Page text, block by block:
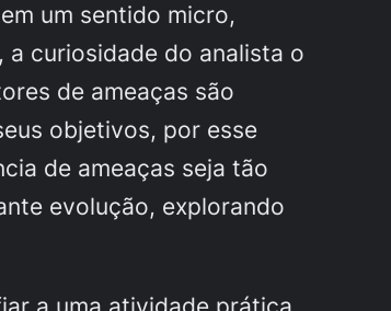
um sentido micro,
a curiosidade do analista o
de ameaças são
objetivos, por esse
de ameaças seja tão
evolução, explorando